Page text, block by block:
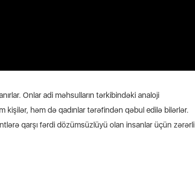
Onlar adi məhsulların tərkibindəki analoji
həm də qadınlar tərəfindən qəbul edilə bilərlər.
qarşı fərdi dözümsüzlüyü olan insanlar üçün zərərli